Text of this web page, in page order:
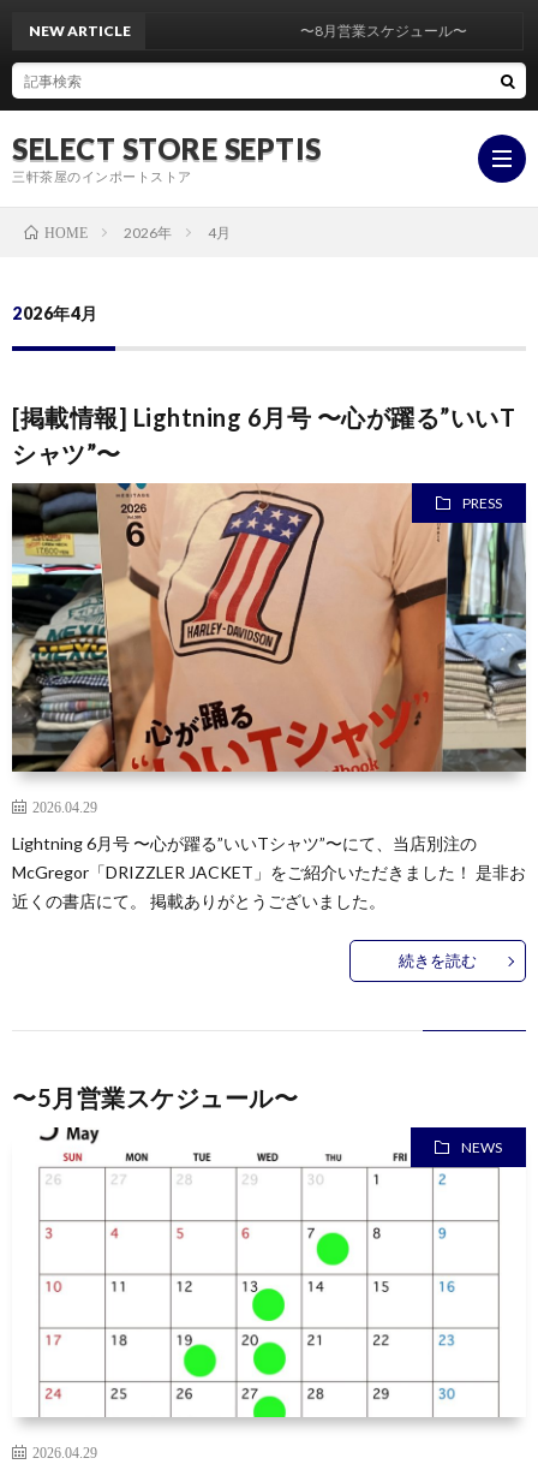
SELECT STORE SEPTIS
三軒茶屋のインポートストア
NEW ARTICLE 〜8月営業スケジュール〜
HOME 2026年 4月
2026年4月
[掲載情報] Lightning 6月号 〜心が躍る”いいT
シャツ”〜
PRESS
2026.04.29
Lightning 6月号 〜心が躍る”いいTシャツ”〜にて、当店別注の
McGregor「DRIZZLER JACKET」をご紹介いただきました！ 是非お
近くの書店にて。 掲載ありがとうございました。
続きを読む
〜5月営業スケジュール〜
NEWS
2026.04.29